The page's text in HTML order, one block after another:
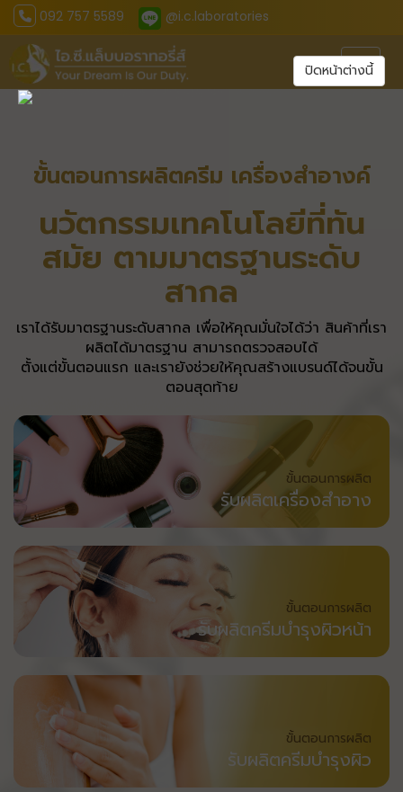
092 757 5589 @i.c.laboratories
ขั้นตอนการผลิตครีม เครื่องสำอางค์
นวัตกรรมเทคโนโลยีที่ทัน
สมัย ตามมาตรฐานระดับ
สากล
เราได้รับมาตรฐานระดับสากล เพื่อให้คุณมั่นใจได้ว่า สินค้าที่เรา
ผลิตได้มาตรฐาน สามารถตรวจสอบได้
ตั้งแต่ขั้นตอนแรก และเรายังช่วยให้คุณสร้างแบรนด์ได้จนขั้น
ตอนสุดท้าย
ขั้นตอนการผลิต
รับผลิตเครื่องสำอาง
ขั้นตอนการผลิต
รับผลิตครีมบำรุงผิวหน้า
ขั้นตอนการผลิต
รับผลิตครีมบำรุงผิว
ปิดหน้าต่างนี้